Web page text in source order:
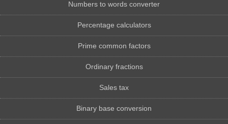
Numbers to words converter
Percentage calculators
Prime common factors
Ordinary fractions
Sales tax
Binary base conversion